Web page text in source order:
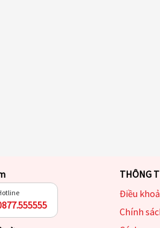
THÔNG
Điều
Chính